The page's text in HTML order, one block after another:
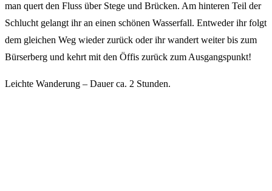
man quert den Fluss über Stege und Brücken. Am hinteren Teil der
Schlucht gelangt ihr an einen schönen Wasserfall. Entweder ihr folgt
dem gleichen Weg wieder zurück oder ihr wandert weiter bis zum
Bürserberg und kehrt mit den Öffis zurück zum Ausgangspunkt!
Leichte Wanderung – Dauer ca. 2 Stunden.